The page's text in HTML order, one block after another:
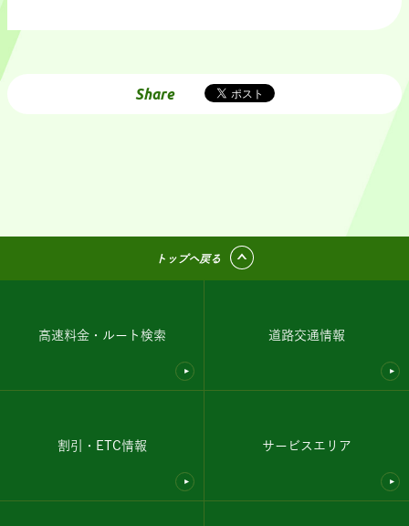
Share
トップへ戻る
高速料金・ルート検索 道路交通情報
割引・ETC情報 サービスエリア